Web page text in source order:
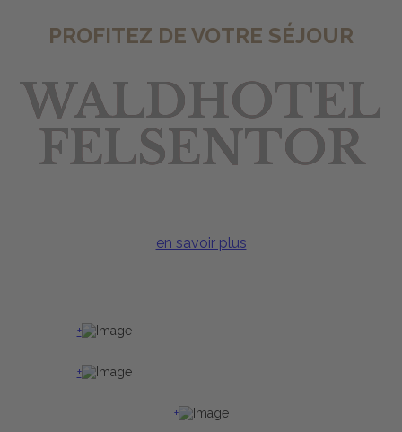
PROFITEZ DE VOTRE SÉJOUR
WALDHOTEL
FELSENTOR
en savoir plus
+
+
+